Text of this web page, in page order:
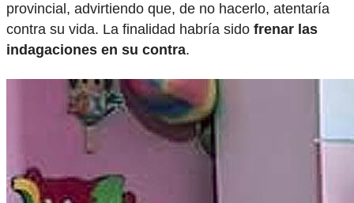
provincial, advirtiendo que, de no hacerlo, atentaría
contra su vida. La finalidad habría sido frenar las
indagaciones en su contra.